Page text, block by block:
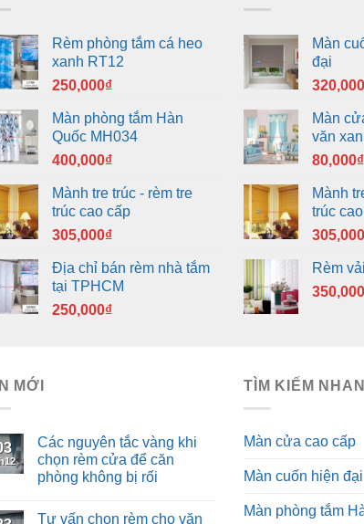
Rèm phòng tắm cá heo
xanh RT12
250,000₫
Màn phòng tắm Hàn
Quốc MH034
400,000₫
Mành tre trúc - rèm tre
trúc cao cấp
305,000₫
Địa chỉ bán rèm nhà tắm
tại TPHCM
250,000₫
Màn
đại
320,000
Màn
văn
80,000₫
Mành
trúc
305,000
Rèm
350,000
MỚI
Các nguyên tắc vàng khi
chọn rèm cửa để căn
phòng không bị rối
Tư vấn chọn rèm cho văn
TÌM KIẾM
Màn cửa cao cấp
Màn cuốn hiện đại
Màn phòng tắm